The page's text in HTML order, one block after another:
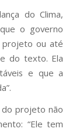
do Clima,
o governo
projeto ou até
do texto. Ela
e que a
projeto não
“Ele tem